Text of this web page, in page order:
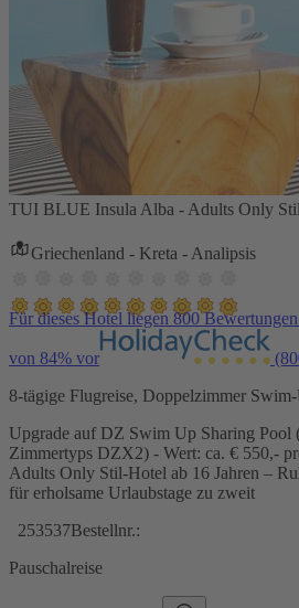
TUI BLUE Insula Alba - Adults Only
Griechenland - Kreta - Analipsis
Für dieses Hotel liegen 800
von 84% vor
8-tägige Flugreise, Doppelzimmer
Upgrade auf DZ Swim Up Sharing Pool
Zimmertyps DZX2) - Wert: ca. € 550,-
Adults Only Stil-Hotel ab 16 Jahren –
für erholsame Urlaubstage zu zweit
253537Bestellnr.:
Pauschalreise